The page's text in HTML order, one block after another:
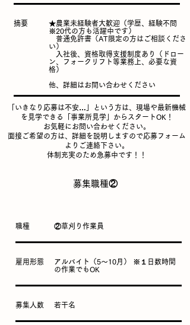
​摘要
​★農業未経験者大歓迎（学歴、経験不問
※20代の方も活躍中です）
普通免許書（AT限定の方はご相談くださ
い）
​ 入社後、資格取得支援制度あり（ドロー
ン、フォークリフト等業務上、必要な資
格）
他、詳細はお問い合わせください
「いきなり応募は不安…」という方は、現場や最新機械
を見学できる「事業所見学」からスタートOK！
お気軽にお問い合わせください。
面接ご希望の方は、詳細を説明しますので応募フォーム
よりご連絡下さい。
体制充実のため急募中です！！
​募集職種②
​職種​②草刈り作業員
雇用形態
​アルバイト（5～10月） ※１日数時間
の作業でもOK
募集人数 ​若干名